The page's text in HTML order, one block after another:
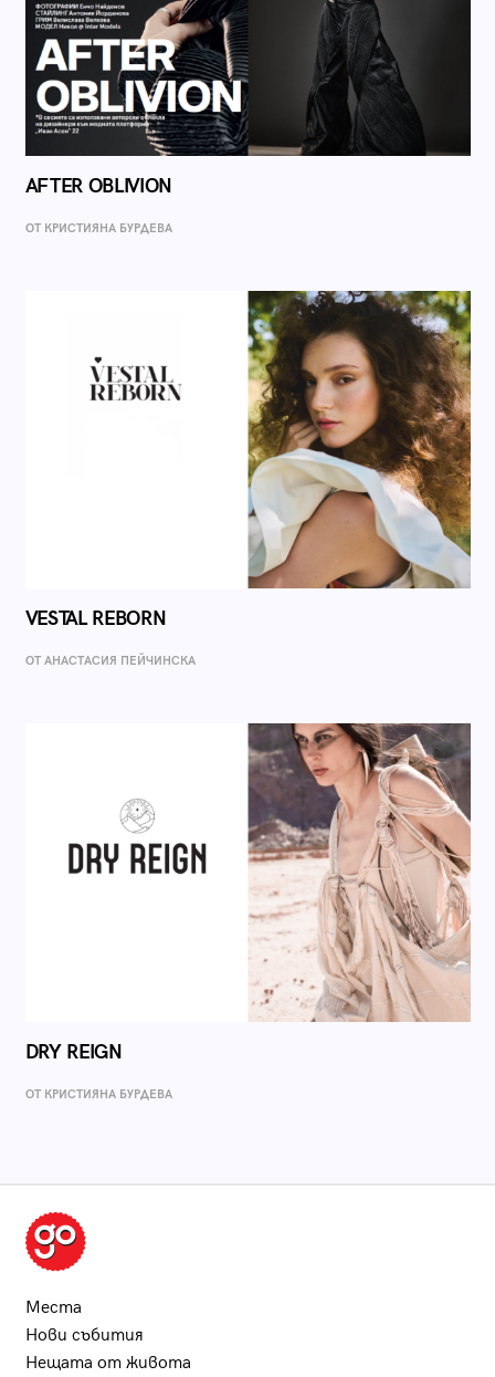
AFTER OBLIVION
ОТ КРИСТИЯНА БУРДЕВА
VESTAL REBORN
ОТ AНАСТАСИЯ ПЕЙЧИНСКА
DRY REIGN
ОТ КРИСТИЯНА БУРДЕВА
Места
Нови събития
Нещата от живота